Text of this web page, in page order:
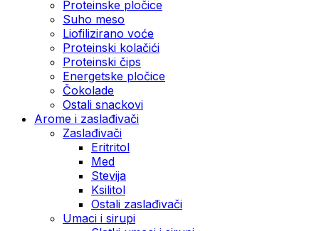
Proteinske pločice
Suho meso
Liofilizirano voće
Proteinski kolačići
Proteinski čips
Energetske pločice
Čokolade
Ostali snackovi
Arome i zaslađivači
Zaslađivači
Eritritol
Med
Stevija
Ksilitol
Ostali zaslađivači
Umaci i sirupi